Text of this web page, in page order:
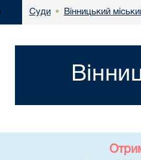
Суди • Вінницький